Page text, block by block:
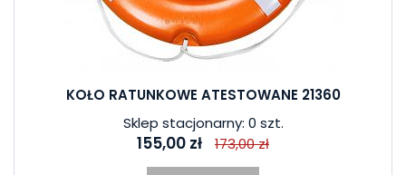
KOŁO RATUNKOWE ATESTOWANE 21360
Sklep stacjonarny: 0 szt.
155,00 zł 173,00 zł